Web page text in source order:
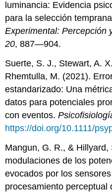
luminancia: Evidencia
para la selección
Experimental: Percepción
20, 887—904.
Suerte, S. J., Stewart, A.
Rhemtulla, M. (2021).
estandarizado: Una
datos para potenciales
con eventos.
https://doi.org/10.1111/
Mangun, G. R., & Hillyard,
modulaciones de los
evocados por los
procesamiento perceptual